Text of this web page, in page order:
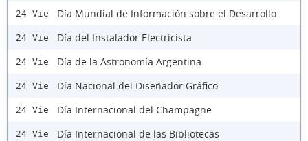
24 Vie Día Mundial de Información sobre el Desarrollo
24 Vie Día del Instalador Electricista
24 Vie Día de la Astronomía Argentina
24 Vie Día Nacional del Diseñador Gráfico
24 Vie Día Internacional del Champagne
24 Vie Día Internacional de las Bibliotecas